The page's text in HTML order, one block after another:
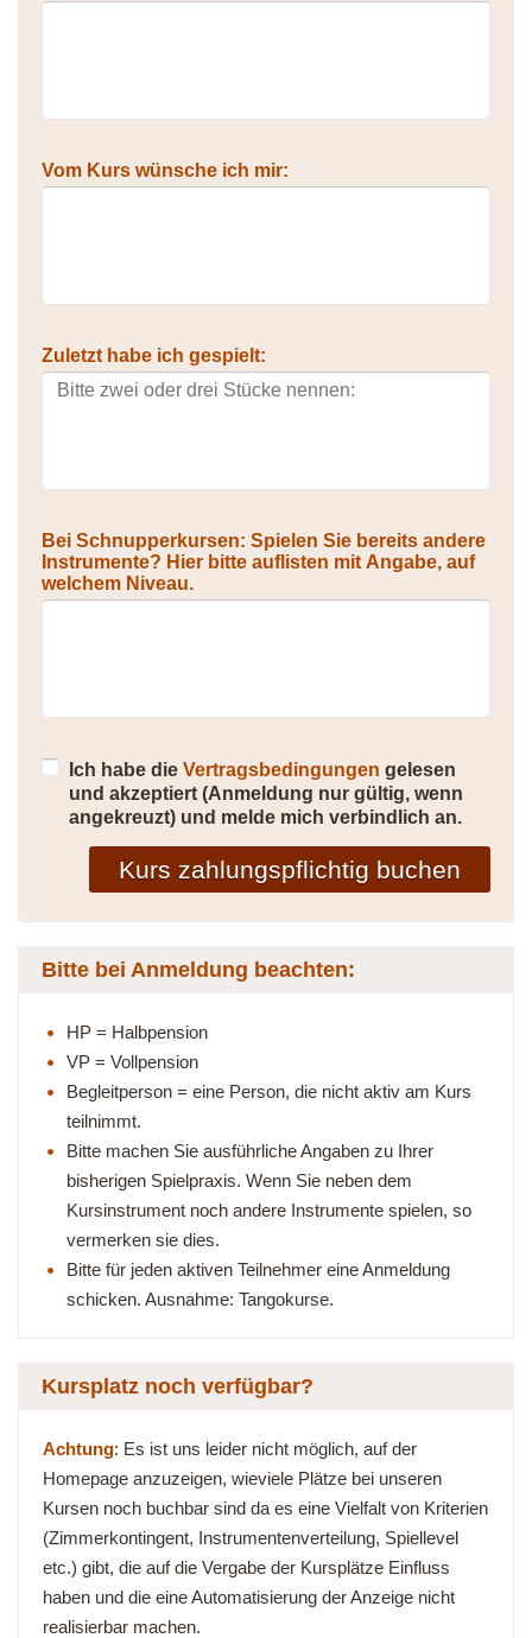
Vom Kurs wünsche ich mir:
Zuletzt habe ich gespielt:
Bei Schnupperkursen: Spielen Sie bereits andere
Instrumente? Hier bitte auflisten mit Angabe, auf
welchem Niveau.
Ich habe die Vertragsbedingungen gelesen
und akzeptiert (Anmeldung nur gültig, wenn
angekreuzt) und melde mich verbindlich an.
Kurs zahlungspflichtig buchen
Bitte bei Anmeldung beachten:
HP = Halbpension
VP = Vollpension
Begleitperson = eine Person, die nicht aktiv am Kurs
teilnimmt.
Bitte machen Sie ausführliche Angaben zu Ihrer
bisherigen Spielpraxis. Wenn Sie neben dem
Kursinstrument noch andere Instrumente spielen, so
vermerken sie dies.
Bitte für jeden aktiven Teilnehmer eine Anmeldung
schicken. Ausnahme: Tangokurse.
Kursplatz noch verfügbar?
Achtung: Es ist uns leider nicht möglich, auf der
Homepage anzuzeigen, wieviele Plätze bei unseren
Kursen noch buchbar sind da es eine Vielfalt von Kriterien
(Zimmerkontingent, Instrumentenverteilung, Spiellevel
etc.) gibt, die auf die Vergabe der Kursplätze Einfluss
haben und die eine Automatisierung der Anzeige nicht
realisierbar machen.